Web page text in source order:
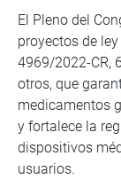
El Pleno del
proyectos de
4969/2022-CR,
otros, que
medicamentos
y fortalece la
dispositivos
usuarios.